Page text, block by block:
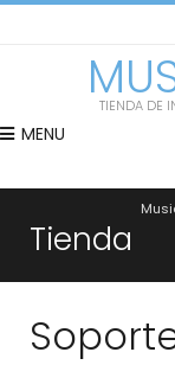
TIENDA DE
MENU
Tienda